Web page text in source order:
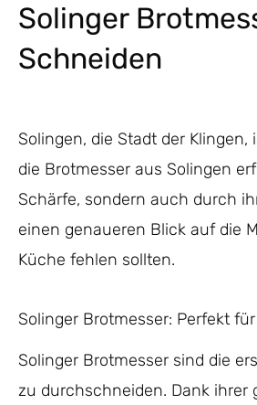
Solinger
Schneiden
Solingen, die Stadt der
die Brotmesser aus Solingen
Schärfe, sondern auch durch
einen genaueren Blick auf die
Küche fehlen sollten.
Solinger Brotmesser: Perfekt
Solinger Brotmesser sind die
zu durchschneiden. Dank ihrer